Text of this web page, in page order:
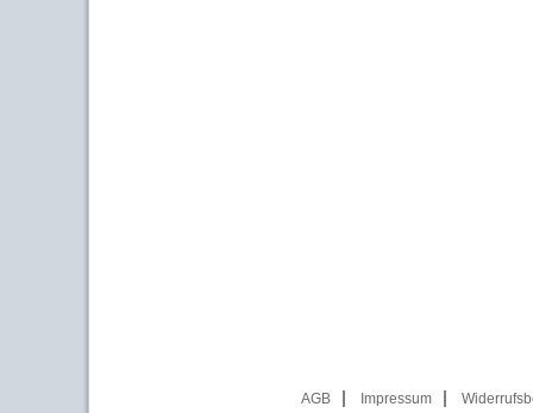
AGB Impressum